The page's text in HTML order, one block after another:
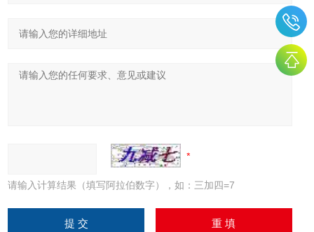
请输入计算结果（填写阿拉伯数字），如：三加四=7